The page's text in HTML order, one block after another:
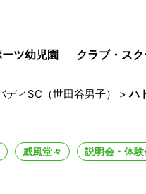
ーツ幼児園 クラブ・ス
ディSC（世田谷男子） >ハ
威風堂々 説明会・体験